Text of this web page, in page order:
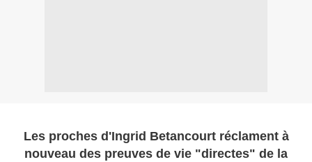
Les proches d'Ingrid Betancourt réclament à
nouveau des preuves de vie "directes" de la